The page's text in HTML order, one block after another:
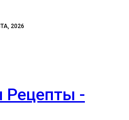
2026
Рецепты -